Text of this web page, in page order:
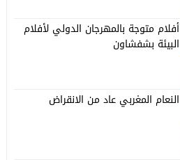
أفلام متوجة بالمهرجان الدولي لأفلام
البيئة بشفشاون
النعام المغربي عاد من الانقراض